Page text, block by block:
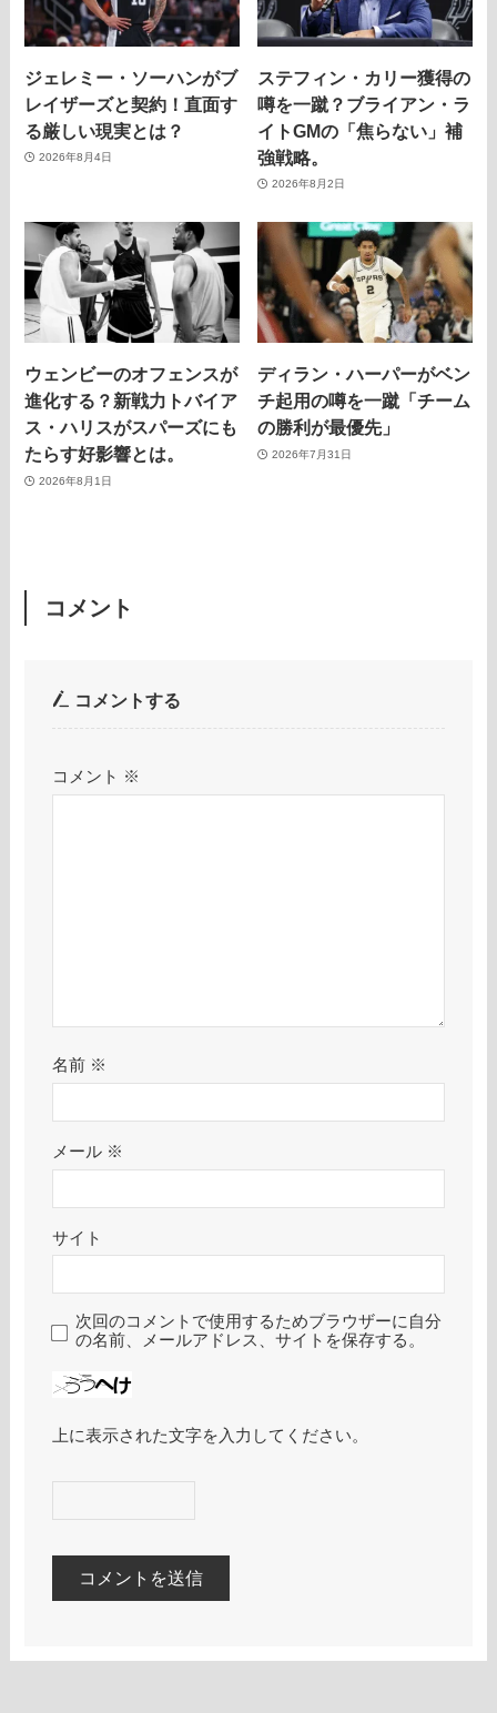
ジェレミー・ソーハンがブ
レイザーズと契約！直面す
る厳しい現実とは？
2026年8月4日
ステフィン・カリー獲得の
噂を一蹴？ブライアン・ラ
イトGMの「焦らない」補
強戦略。
2026年8月2日
ウェンビーのオフェンスが
進化する？新戦力トバイア
ス・ハリスがスパーズにも
たらす好影響とは。
2026年8月1日
ディラン・ハーパーがベン
チ起用の噂を一蹴「チーム
の勝利が最優先」
2026年7月31日
コメント
コメントする
コメント ※
名前 ※
メール ※
サイト
次回のコメントで使用するためブラウザーに自分
の名前、メールアドレス、サイトを保存する。
上に表示された文字を入力してください。